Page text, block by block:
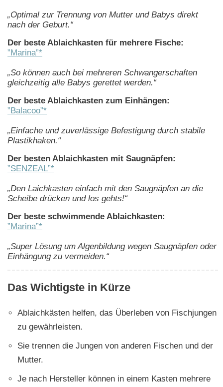
„Optimal zur Trennung von Mutter und Babys direkt
nach der Geburt.“
Der beste Ablaichkasten für mehrere Fische:
”Marina”*
„So können auch bei mehreren Schwangerschaften
gleichzeitig alle Babys gerettet werden.“
Der beste Ablaichkasten zum Einhängen:
”Balacoo”*
„Einfache und zuverlässige Befestigung durch stabile
Plastikhaken.“
Der besten Ablaichkasten mit Saugnäpfen:
”SENZEAL”*
„Den Laichkasten einfach mit den Saugnäpfen an die
Scheibe drücken und los gehts!“
Der beste schwimmende Ablaichkasten:
”Marina”*
„Super Lösung um Algenbildung wegen Saugnäpfen oder
Einhängung zu vermeiden.“
Das Wichtigste in Kürze
Ablaichkästen helfen, das Überleben von Fischjungen
zu gewährleisten.
Sie trennen die Jungen von anderen Fischen und der
Mutter.
Je nach Hersteller können in einem Kasten mehrere